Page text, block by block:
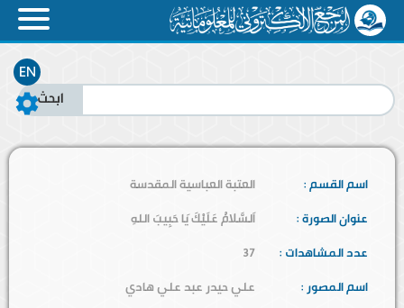
EN
اسم القسم :
العتبة العباسية المقدسة
عنوان الصورة :
اَلسَّلامُ عَلَيْكَ يَا حَبِيبَ اللهِ
عدد المشاهدات :
37
اسم المصور :
علي حيدر عبد علي هادي